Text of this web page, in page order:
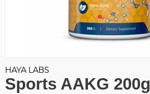
HAYA LABS
Sports AAKG 200g